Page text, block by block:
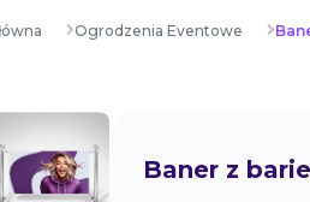
Ogrodzenia Eventowe
Baner z